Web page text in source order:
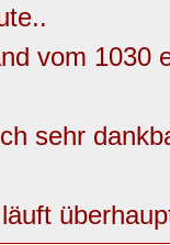
vom 1030
sehr